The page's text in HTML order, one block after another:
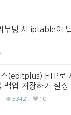
팅 시 iptable이
(editplus) FTP로
백업 저장하기 설정
3342 10